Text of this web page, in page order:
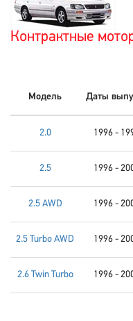
Контрактные
Модель Даты
2.0 1996 -
2.5 1996 -
2.5 AWD 1996 -
2.5 Turbo AWD 1996 -
2.6 Twin Turbo 1996 -